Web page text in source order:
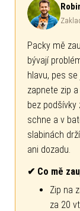
Packy mě
bývají
hlavu, pes
zapnete zip
bez
schne a v
slabinách
ani dozadu.
✔ Co mě
Zip na
za 20